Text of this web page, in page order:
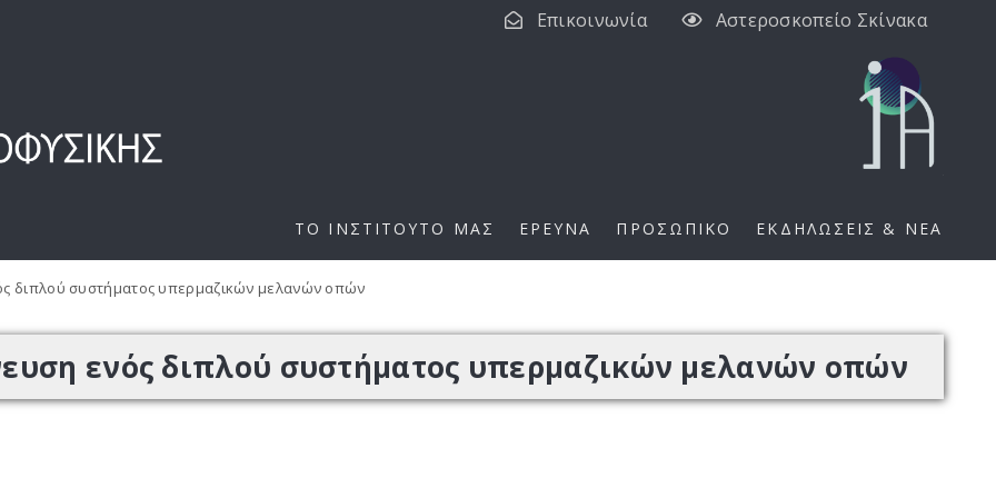
Επικοινωνία Αστεροσκοπείο Σκίνακα
ΤΟ ΙΝΣΤΙΤΟΥΤΟ ΜΑΣ ΕΡΕΥΝΑ ΠΡΟΣΩΠΙΚΟ ΕΚΔΗΛΩΣΕΙΣ & ΝΕΑ
διπλού συστήματος υπερμαζικών μελανών οπών
ενός διπλού συστήματος υπερμαζικών μελανών οπών